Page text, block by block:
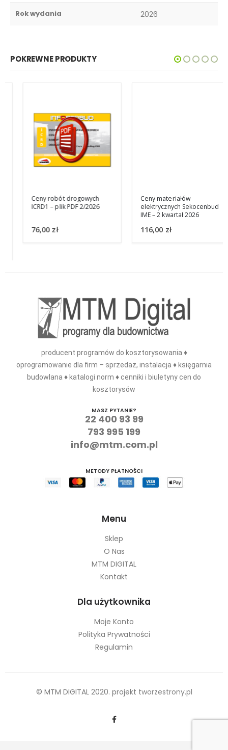
Rok wydania 2026
POKREWNE PRODUKTY
Ceny robót drogowych
ICRD1 – plik PDF 2/2026
76,00zł
Ceny materiałów
elektrycznych Sekocenbud
IME – 2 kwartał 2026
116,00zł
producent programów do kosztorysowania ♦
oprogramowanie dla firm – sprzedaż, instalacja ♦ księgarnia
budowlana ♦ katalogi norm ♦ cenniki i biuletyny cen do
kosztorysów
MASZ PYTANIE?
793 995 199
info@mtm.com.pl
Sklep
O Nas
MTM DIGITAL
Kontakt
Moje Konto
Polityka Prywatności
Regulamin
© MTM DIGITAL 2020. projekttworzestrony.pl